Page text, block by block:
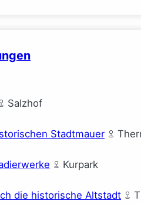
Salzhof
Stadtmauer
Kurpark
die historische Altstadt